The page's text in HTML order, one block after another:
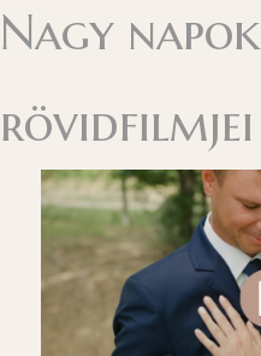
Nagy napok
rövidfilmjei